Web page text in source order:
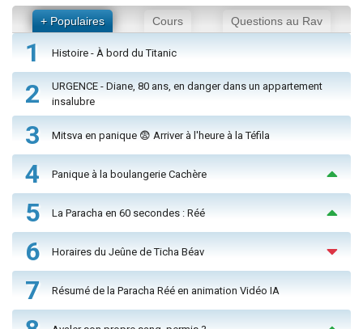
+ Populaires Cours Questions au Rav
1 Histoire - À bord du Titanic
2
URGENCE - Diane, 80 ans, en danger dans un appartement
insalubre
3 Mitsva en panique 😨 Arriver à l'heure à la Téfila
4 Panique à la boulangerie Cachère
5 La Paracha en 60 secondes : Réé
6 Horaires du Jeûne de Ticha Béav
7 Résumé de la Paracha Réé en animation Vidéo IA